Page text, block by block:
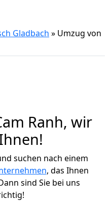
Gladbach » Umzug von
Ranh, wir
suchen nach einem
, das Ihnen
sind Sie bei uns